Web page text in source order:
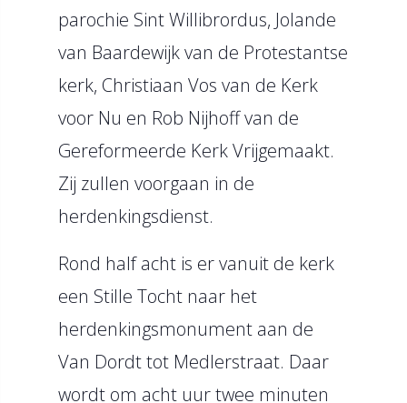
parochie Sint Willibrordus, Jolande
van Baardewijk van de Protestantse
kerk, Christiaan Vos van de Kerk
voor Nu en Rob Nijhoff van de
Gereformeerde Kerk Vrijgemaakt.
Zij zullen voorgaan in de
herdenkingsdienst.
Rond half acht is er vanuit de kerk
een Stille Tocht naar het
herdenkingsmonument aan de
Van Dordt tot Medlerstraat. Daar
wordt om acht uur twee minuten